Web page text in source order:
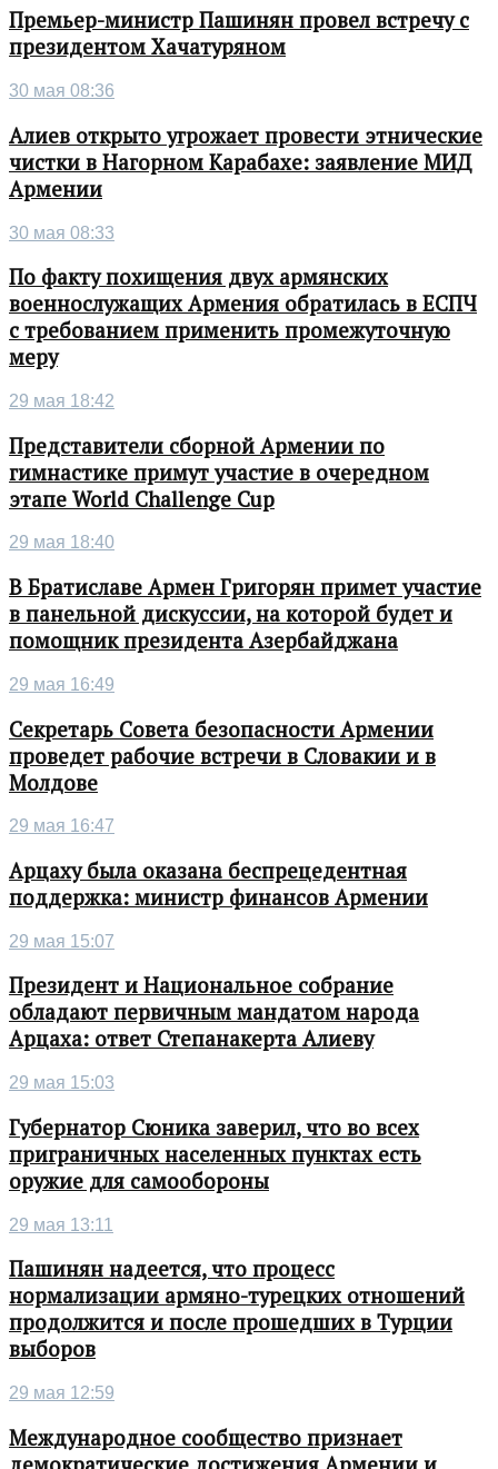
Премьер-министр Пашинян провел встречу с
президентом Хачатуряном
30 мая 08:36
Алиев открыто угрожает провести этнические
чистки в Нагорном Карабахе: заявление МИД
Армении
30 мая 08:33
По факту похищения двух армянских
военнослужащих Армения обратилась в ЕСПЧ
с требованием применить промежуточную
меру
29 мая 18:42
Представители сборной Армении по
гимнастике примут участие в очередном
этапе World Challenge Cup
29 мая 18:40
В Братиславе Армен Григорян примет участие
в панельной дискуссии, на которой будет и
помощник президента Азербайджана
29 мая 16:49
Секретарь Совета безопасности Армении
проведет рабочие встречи в Словакии и в
Молдове
29 мая 16:47
Арцаху была оказана беспрецедентная
поддержка: министр финансов Армении
29 мая 15:07
Президент и Национальное собрание
обладают первичным мандатом народа
Арцаха: ответ Степанакерта Алиеву
29 мая 15:03
Губернатор Сюника заверил, что во всех
приграничных населенных пунктах есть
оружие для самообороны
29 мая 13:11
Пашинян надеется, что процесс
нормализации армяно-турецких отношений
продолжится и после прошедших в Турции
выборов
29 мая 12:59
Международное сообщество признает